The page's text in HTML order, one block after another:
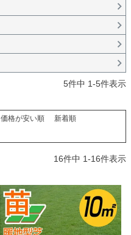
5件中 1-5件表示
価格が安い順
新着順
16件中 1-16件表示